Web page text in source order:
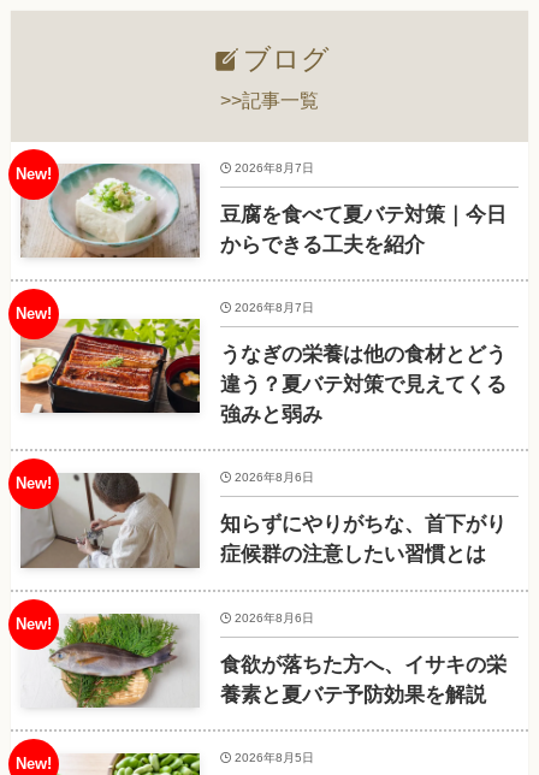
ブログ
>>記事一覧
豆腐を食べて夏バテ対策｜今日
からできる工夫を紹介
2026年8月7日
うなぎの栄養は他の食材とどう
違う？夏バテ対策で見えてくる
強みと弱み
2026年8月7日
知らずにやりがちな、首下がり
症候群の注意したい習慣とは
2026年8月6日
食欲が落ちた方へ、イサキの栄
養素と夏バテ予防効果を解説
2026年8月6日
2026年8月5日